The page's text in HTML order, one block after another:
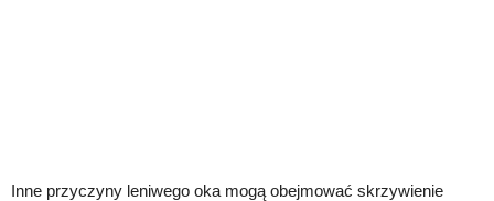
Inne przyczyny leniwego oka mogą obejmować skrzywienie